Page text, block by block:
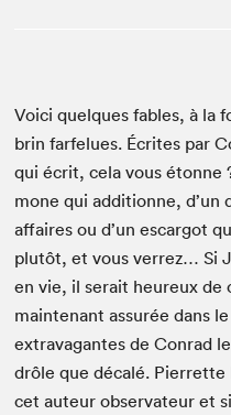
Voici quelques fables, à la
brin far­felues. Écrites par
qui écrit, cela vous étonne
mone qui addi­tionne, d’un
affaires ou d’un escar­got
plutôt, et vous ver­rez… Si
en vie, il serait heureux de
main­tenant assurée dans
extrav­a­gantes de Con­rad
drôle que décalé. Pier­rette
cet auteur obser­va­teur et